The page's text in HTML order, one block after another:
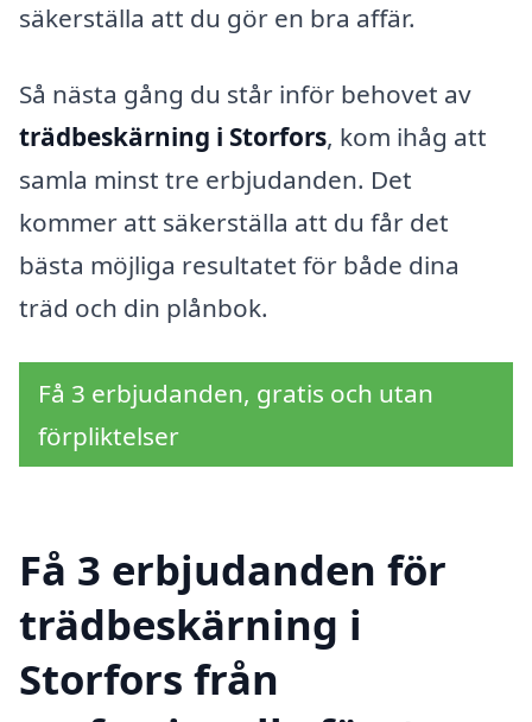
säkerställa att du gör en bra affär.
Så nästa gång du står inför behovet av
trädbeskärning i Storfors, kom ihåg att
samla minst tre erbjudanden. Det
kommer att säkerställa att du får det
bästa möjliga resultatet för både dina
träd och din plånbok.
Få 3 erbjudanden, gratis och utan
förpliktelser
Få 3 erbjudanden för
trädbeskärning i
Storfors från